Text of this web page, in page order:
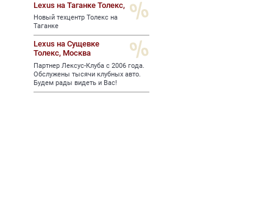
Lexus на Таганке Толекс,
Новый техцентр Толекс на
Таганке
Lexus на Сущевке
Толекс, Москва
Партнер Лексус-Клуба с 2006 года.
Обслужены тысячи клубных авто.
Будем рады видеть и Вас!